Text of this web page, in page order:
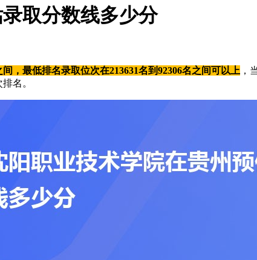
取分数线多少分
，最低排名录取位次在213631名到92306名之间可以上 ，
名。